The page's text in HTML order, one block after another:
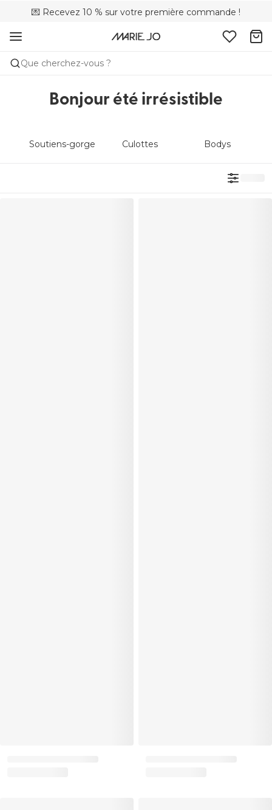
💌 Recevez 10 % sur votre première commande !
🚚 Livraison gratuite à partir de 90 €
📦 Retours gratuits
Que cherchez-vous ?
Bonjour été irrésistible
Soutiens-gorge Culottes Bodys